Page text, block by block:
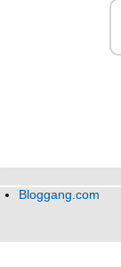
Bloggang.com